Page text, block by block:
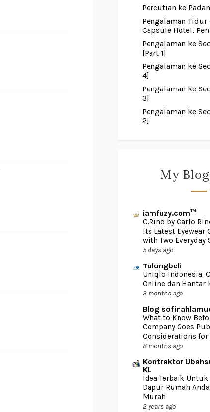
Percutian ke
Pengalaman
Capsule Hotel,
Pengalaman ke
[Part 1]
Pengalaman ke
4]
Pengalaman ke
3]
Pengalaman ke
2]
My
iamfuzy.com™
C.Rino by Carlo
Its Latest Eyewear
with Two Everyday
5 days ago
Tolongbeli
Uniqlo Indonesia:
Online dan Hantar
3 months ago
Blog
What to Know
Company Goes
Considerations for
8 months ago
Kontraktor
KL
Idea Terbaik Untuk
Dapur Rumah
Murah
2 years ago